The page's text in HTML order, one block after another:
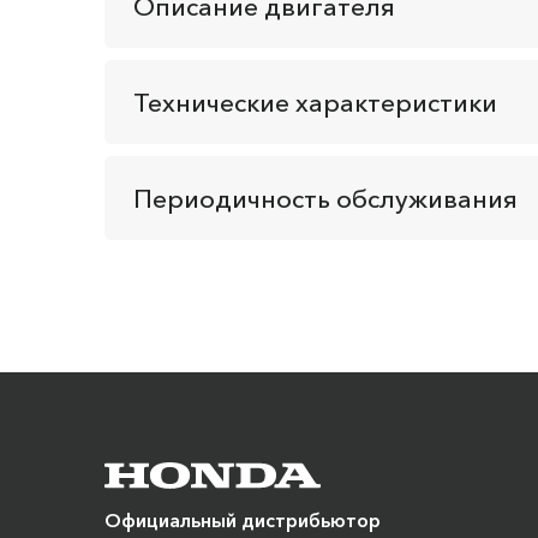
Описание двигателя
Технические характеристики
Периодичность обслуживания
Официальный дистрибьютор